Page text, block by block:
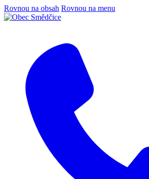
Rovnou na obsah Rovnou na menu